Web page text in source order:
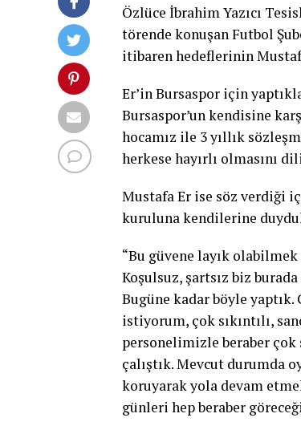
Özlüce İbrahim Yazıcı
törende konuşan Futbol
itibaren hedeflerinin
Er’in Bursaspor için
Bursaspor’un kendisine
hocamız ile 3 yıllık
herkese hayırlı olmasını
Mustafa Er ise söz verdiği
kuruluna kendilerine
“Bu güvene layık
Koşulsuz, şartsız biz
Bugüne kadar böyle
istiyorum, çok sıkıntılı,
personelimizle beraber
çalıştık. Mevcut durumda
koruyarak yola devam
günleri hep beraber